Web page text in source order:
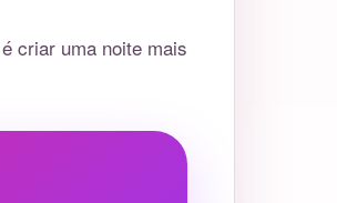
criar uma noite mais